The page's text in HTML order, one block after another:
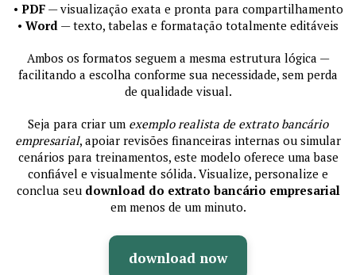
• PDF— visualização exata e pronta para compartilhamento
• Word — texto, tabelas e formatação totalmente editáveis
Ambos os formatos seguem a mesma estrutura lógica —
facilitando a escolha conforme sua necessidade, sem perda
de qualidade visual.
Seja para criar um exemplo realista de extrato bancário
empresarial, apoiar revisões financeiras internas ou simular
cenários para treinamentos, este modelo oferece uma base
confiável e visualmente sólida. Visualize, personalize e
conclua seu download do extrato bancário empresarial
em menos de um minuto.
download now